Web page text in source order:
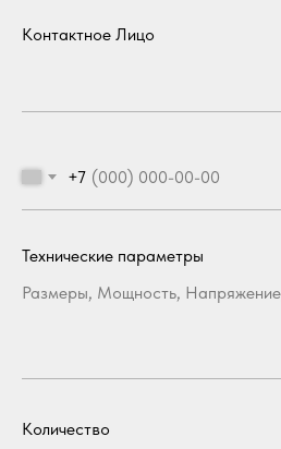
Контактное Лицо
+7
Технические параметры
Количество